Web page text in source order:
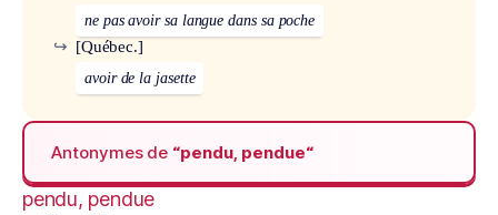
ne pas avoir sa langue dans sa poche
[Québec.]
↪
avoir de la jasette
Antonymes de “pendu, pendue“
pendu, pendue